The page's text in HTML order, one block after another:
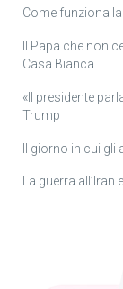
Come funziona
Il Papa che non
Casa Bianca
«Il presidente
Trump
Il giorno in cui
La guerra